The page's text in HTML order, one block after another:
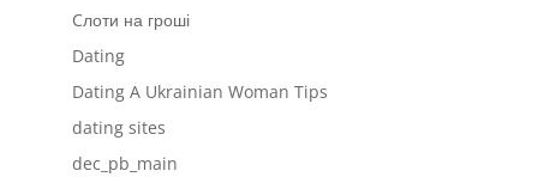
Cлоти на гроші
Dating
Dating A Ukrainian Woman Tips
dating sites
dec_pb_main